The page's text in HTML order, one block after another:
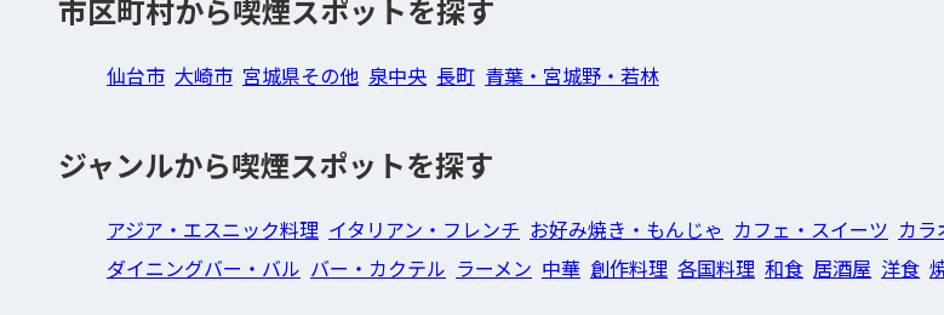
市区町村から喫煙スポットを探す
仙台市 大崎市 宮城県その他 泉中央 長町 青葉・宮城野・若林
ジャンルから喫煙スポットを探す
アジア・エスニック料理 イタリアン・フレンチ お好み焼き・もんじゃ カフェ・スイーツ カラ
ダイニングバー・バル バー・カクテル ラーメン 中華 創作料理 各国料理 和食 居酒屋 洋食